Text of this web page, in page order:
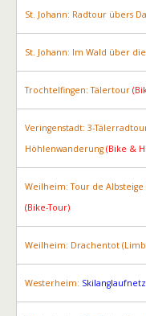
St. Johann: Radtour übers
St. Johann: Im Wald über
Trochtelfingen: Tälertour
Veringenstadt: 3-
Höhlenwanderung (Bike &
Weilheim: Tour de Albsteige
(Bike-Tour)
Weilheim: Drachentot
Westerheim: Skilanglaufnetz